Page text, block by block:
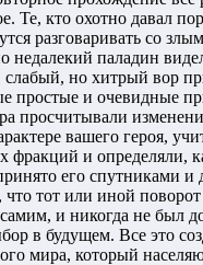
Те, кто охотно давал
разговаривать со
недалекий паладин
слабый, но хитрый вор
простые и очевидные
просчитывали
вашего героя,
фракций и определяли,
его спутниками и
что тот или иной
и никогда не был
в будущем. Все это
мира, который